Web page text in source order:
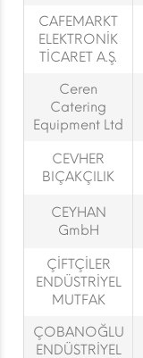
CAFEMARKT
ELEKTRONİK
TİCARET A.Ş.
Ceren
Catering
Equipment Ltd
CEVHER
BIÇAKÇILIK
CEYHAN
GmbH
ÇİFTÇİLER
ENDÜSTRİYEL
MUTFAK
ÇOBANOĞLU
ENDÜSTRİYEL